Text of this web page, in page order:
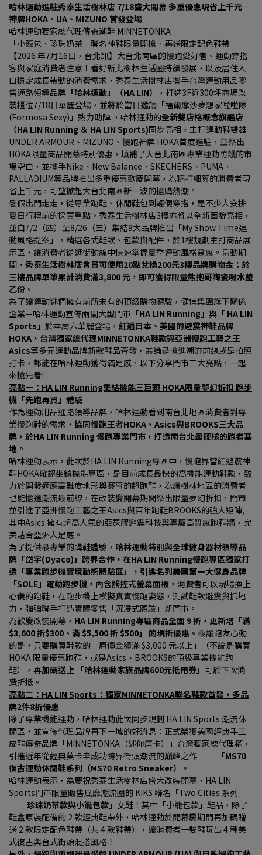
哈林運動進駐秀泰生活樹林店 7/18盛大開幕 多重優惠現省上千元
神牌HOKA、UA、MIZUNO 首發登場
哈林運動獨家總代理傳奇潮鞋 MINNETONKA
「小籠包、珍珠奶茶」聯名神鞋限量開搶、再送限定配色鞋帶
【2026 年7月16日，台北訊】大台北南區的慢跑愛好者、運動穿搭
客與家庭消費者注意！看好新北樹林生活圈持續發展，以及居住人
口穩定成長帶動的消費需求，秀泰生活樹林店攜手台灣運動用品零
售通路領導品牌 「哈林運動」（HA LIN）
，打造3F近300坪商場改
裝櫃位7/18日華麗登場，並將於當日邀請「福爾摩沙夢想家啦啦隊
(Formosa Sexy)」熱力助陣 ，哈林運動的全新雙店格概念旗艦店
（HA LIN Running ＆ HA LIN Sports)同步亮相，主打運動鞋雙雄
UNDER ARMOUR、MIZUNO、慢跑神牌 HOKA首度進駐，並祭出
HOKA限量商品開幕特別優惠，填補了大台北南區專業運動防護的市
場空白，並攜手Nike、New Balance、SKECHERS、PUMA、
PALLADIUM等品牌推出多重優惠歡慶開幕，為精打細算的消費者現
省上千元，可望掀起大台北南區新一波的搶購熱潮。
暑假出門走走，從專業跑鞋、休閒鞋包到輕便穿搭，是不少人安排
夏日行程前的採買重點。秀泰生活樹林店3樓亦將以全新面貌亮相，
並自7/2（四）至8/26（三）集結9大品牌推出「My Show Time運
動風格提案」，精選各式鞋款、包款與配件，於1樓規劃主打商品展
示區，讓消費者從逛街動線中快速掌握夏季運動風格靈感。活動期
間， 秀泰生活樹林店會員可使用20點兌換200元3樓品牌購物金；於
三樓品牌單筆累計消費滿3,800 元，即可獲得限量熊抱哥陶瓷吸水墊
乙份 。
為了讓運動迷們擁有前所未有的頂級購物體驗，健信集團旗下關係
企業—哈林運動宣佈兩間大型門市「HA LIN Running 」與「 HA LIN
Sports 」於本周六華麗登場， 紅遍日本、美國的避震神鞋品牌
HOKA、台灣獨家總代理MINNETONKA鞋款與亞洲慢跑工藝之王
Asics等多元運動品牌新款鞋品齊發，無論是搶進潮流前線或是拍照
打卡，都能在哈林運動獲得滿足感，以下分享門市三大亮點，一起
來搶先看!
亮點一：HA LIN Running集結機能三巨頭 HOKA限量夢幻折扣 跑步
機「先跑再買」體驗
作為運動用品通路領導品牌，哈林運動看到南台北地區消費者對專
業慢跑鞋的需求， 協同慢跑王者HOKA、Asics與BROOKS三大品
牌，於HA LIN Running 慢跑專業門市，打造南台北最硬核的跑者基
地。
哈林運動表示，此次於HA LIN Running專區中，慢跑界當紅避震神
鞋HOKA確認坐鎮機能專區，是目前成長最快的高機能運動鞋款，致
力於開發適應高難度地形與賽事的超跑鞋，為讓樹林地區的消費者
也能搶進潮流最前線，在改裝慶開幕期間祭出限量夢幻折扣，門市
並引進了亞洲慢跑工藝之王Asics與百年跑鞋BROOKS的強大矩陣,
其中Asics 擁有超高人氣的亞瑟膠避震科技與專屬高質感跑鞋牆，完
美貼合亞洲人足底。
為了提供最專業的購鞋體驗， 哈林運動特別與全球健身器材領導品
牌「岱宇(Dyaco)」跨界合作，在HA LIN Running慢跑專區獨家打
造「專業跑步機實境動態體驗區」，引進名列美國第一大健身品牌
「SOLE」電動跑步機，內含觸控式螢幕面板， 消費者可以現場換上
心儀的跑鞋，在跑步機上模擬真實慢跑姿態，測試鞋款避震與抓地
力，強強聯手打造實體零售「沉浸式體驗」新門市。
為歡慶改裝開幕， HA LIN Running專區商品全面 9 折，更新增「滿
$3,600 折$300、滿 $5,500 折 $500」 的現折優惠。 最讓跑友心動
的是，只要購買鞋款的「原價金額滿 $3,000 元以上」（不論是購買
HOKA 限量優惠跑鞋，或是Asics、BROOKS的頂級專業機能跑
鞋）， 再加碼送上 「哈林運動家族品牌600元抵用券」 可於下次消
費折抵。
亮點二：HA LIN Sports：獨家MINNETONKA聯名鞋款首發，多品
牌2件8折優惠
除了專業機能運動，哈林運動此次同步規劃 HA LIN Sports 潮流休
閒區，並宣佈代理品牌再下一城的好消息：正式榮獲美國經典手工
皮鞋傳奇品牌「MINNETONKA（迷你唐卡）」台灣獨家總代理權，
引進近年從經典莫卡辛成功跨界街頭潮流的巔峰之作 ── 「MS70
復古運動休閒鞋系列（MS70 Retro Sneaker）
。
哈林運動表示，為慶祝秀泰生活樹林店盛大改裝開幕，HA LIN
Sports門市限量販售風靡潮流圈的 KIKS 聯名「Two Cities 系列
── 珍珠奶茶款與小籠包款 」女鞋！其中「小籠包款」鞋品，除了
鞋盒原裝配備的 2 款經典鞋帶外，哈林運動於開幕慶期間再加碼贈
送 2 款限定配色鞋帶（共 4 款鞋帶），讓消費者一雙鞋玩出 4 種美
式復古與台式街頭混搭風格！